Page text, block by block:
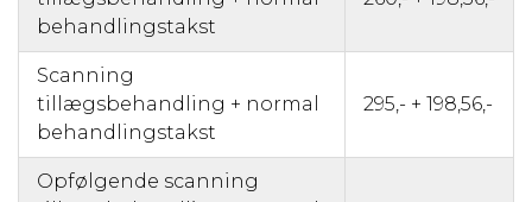
behandlingstakst
Scanning
tillægsbehandling + normal
behandlingstakst
295,- + 198,56,-
Opfølgende scanning